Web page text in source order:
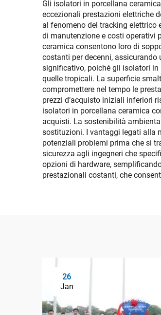
Gli isolatori in porcellana
eccezionali prestazioni elettriche
al fenomeno del tracking elettrico
di manutenzione e costi operativi
ceramica consentono loro di
costanti per decenni,
significativo, poiché gli isolatori in
quelle tropicali. La superficie
compromettere nel tempo le
prezzi d’acquisto iniziali inferiori
isolatori in porcellana ceramica
acquisti. La sostenibilità
sostituzioni. I vantaggi legati alla
potenziali problemi prima che si
sicurezza agli ingegneri che
opzioni di hardware,
prestazionali costanti, che
26
Jan